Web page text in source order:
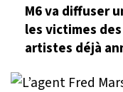
M6 va diffuser
les victimes
artistes déjà